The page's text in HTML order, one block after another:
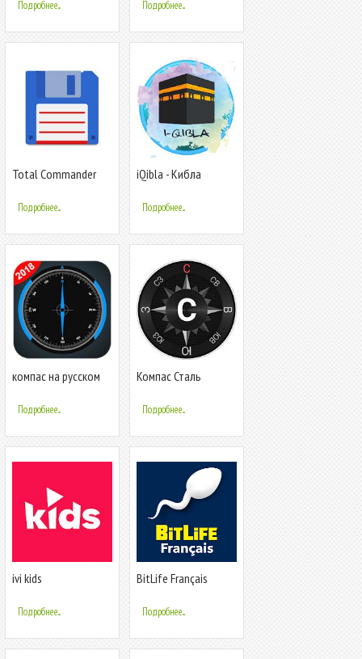
Подробнее... Подробнее...
Total Commander
Подробнее...
iQibla - Кибла
Слушай Коран
Подробнее...
компас на русском
интернета gps
компас
Подробнее...
Компас Сталь
Подробнее...
ivi kids
Подробнее...
BitLife Français
Подробнее...